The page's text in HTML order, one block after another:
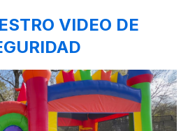
VIDEO DE